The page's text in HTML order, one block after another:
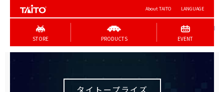
About TAITO LANGUAGE
STORE PRODUCTS EVENT
タイトープライズ